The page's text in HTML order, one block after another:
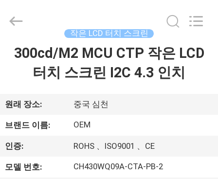
품
우
리
2026
작은 LCD 터치 스크린
300cd/M2 MCU CTP 작은 LCD
터치 스크린 I2C 4.3 인치
원래 장소: 중국 심천
브랜드 이름: OEM
인증: ROHS 、ISO9001 、CE
모델 번호: CH430WQ09A-CTA-PB-2